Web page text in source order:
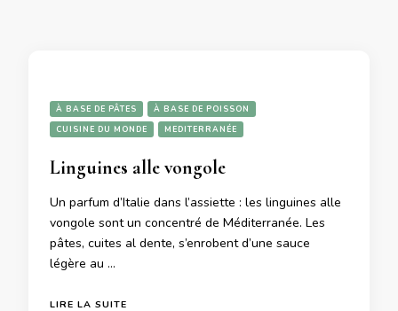
À BASE DE PÂTES
À BASE DE POISSON
CUISINE DU MONDE
MEDITERRANÉE
Linguines alle vongole
Un parfum d’Italie dans l’assiette : les linguines alle
vongole sont un concentré de Méditerranée. Les
pâtes, cuites al dente, s’enrobent d’une sauce
légère au …
LIRE LA SUITE